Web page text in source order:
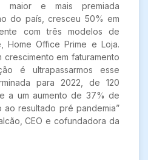
maior e mais premiada
do país, cresceu 50% em
com três modelos de
Home Office Prime e Loja.
crescimento em faturamento
é ultrapassarmos esse
para 2022, de 120
a um aumento de 37% de
ao resultado pré pandemia”
CEO e cofundadora da